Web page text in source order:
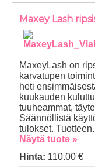
Maxey Lash
MaxeyLash on
karvatupen
heti
kuukauden
tuuheammat,
Säännöllistä
tulokset.
Näytä tuote »
Hinta: 110.00 €